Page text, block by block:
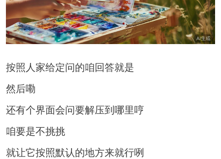
按照人家给定问的咱回答就是
然后嘞
还有个界面会问要解压到哪里哼
咱要是不挑挑
就让它按照默认的地方来就行咧